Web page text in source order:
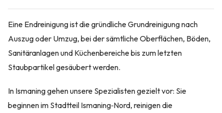
Eine Endreinigung ist die gründliche Grundreinigung nach
Auszug oder Umzug, bei der sämtliche Oberflächen, Böden,
Sanitäranlagen und Küchenbereiche bis zum letzten
Staubpartikel gesäubert werden.
In Ismaning gehen unsere Spezialisten gezielt vor: Sie
beginnen im Stadtteil Ismaning‑Nord, reinigen die